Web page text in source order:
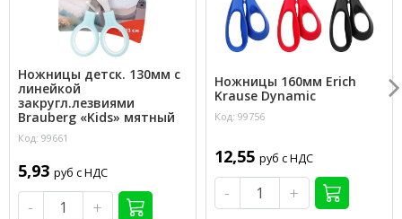
Ножницы детск. 130мм с
линейкой
закругл.лезвиями
Brauberg «Kids» мятный
Код: 99661
5,93 руб с НДС
- +
Ножницы 160мм Erich
Krause Dynamic
Код: 99756
12,55 руб с НДС
- +